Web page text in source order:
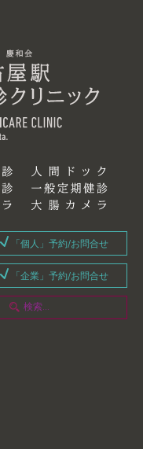
「個人」予約/お問合せ
「企業」予約/お問合せ